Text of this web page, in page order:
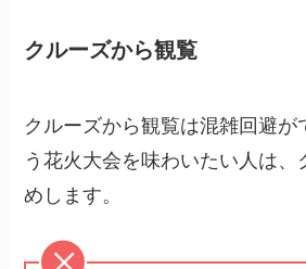
クルーズから観覧
クルーズから観覧は混雑回避が
う花火大会を味わいたい人は、
めします。